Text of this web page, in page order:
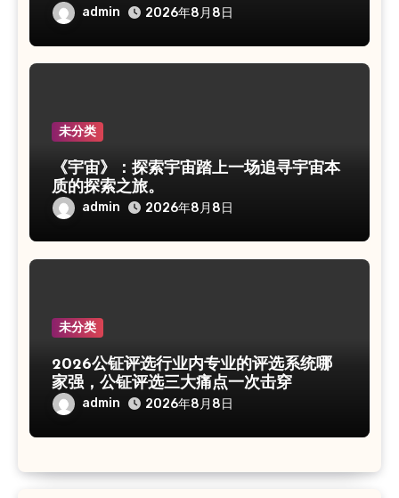
admin 2026年8月8日
未分类
《宇宙》：探索宇宙踏上一场追寻宇宙本
质的探索之旅。
admin 2026年8月8日
未分类
2026公钲评选行业内专业的评选系统哪
家强，公钲评选三大痛点一次击穿
admin 2026年8月8日